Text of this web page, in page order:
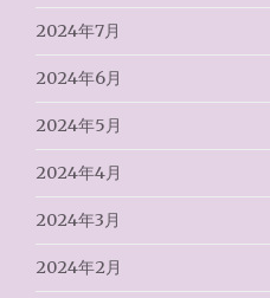
2024年7月
2024年6月
2024年5月
2024年4月
2024年3月
2024年2月